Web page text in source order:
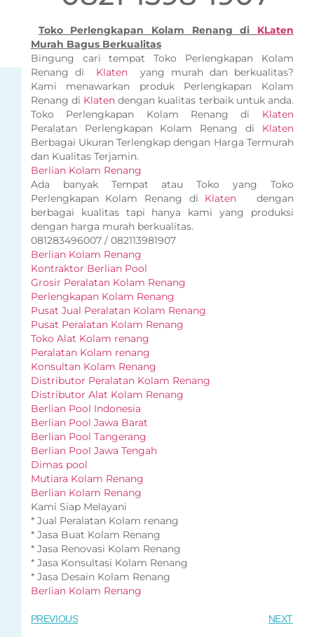
Toko Perlengkapan Kolam Renang di KLaten
Murah Bagus Berkualitas
Bingung cari tempat Toko Perlengkapan Kolam
Renang di Klaten yang murah dan berkualitas?
Kami menawarkan produk Perlengkapan Kolam
Renang di Klaten dengan kualitas terbaik untuk anda.
Toko Perlengkapan Kolam Renang di Klaten
Peralatan Perlengkapan Kolam Renang di Klaten
Berbagai Ukuran Terlengkap dengan Harga Termurah
dan Kualitas Terjamin.
Berlian Kolam Renang
Ada banyak Tempat atau Toko yang Toko
Perlengkapan Kolam Renang di Klaten
dengan
berbagai kualitas tapi hanya kami yang produksi
dengan harga murah berkualitas.
081283496007 / 082113981907
Berlian Kolam Renang
Kontraktor Berlian Pool
Grosir Peralatan Kolam Renang
Perlengkapan Kolam Renang
Pusat Jual Peralatan Kolam Renang
Pusat Peralatan Kolam Renang
Toko Alat Kolam renang
Peralatan Kolam renang
Konsultan Kolam Renang
Distributor Peralatan Kolam Renang
Distributor Alat Kolam Renang
Berlian Pool Indonesia
Berlian Pool Jawa Barat
Berlian Pool Tangerang
Berlian Pool Jawa Tengah
Dimas pool
Mutiara Kolam Renang
Berlian Kolam Renang
Kami Siap Melayani
* Jual Peralatan Kolam renang
* Jasa Buat Kolam Renang
* Jasa Renovasi Kolam Renang
* Jasa Konsultasi Kolam Renang
* Jasa Desain Kolam Renang
Berlian Kolam Renang
PREVIOUS NEXT